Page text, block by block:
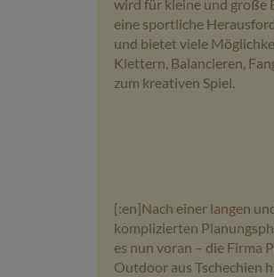
wird für kleine und große
eine sportliche
und bietet viele
Klettern, Balancieren,
zum kreativen Spiel.
[:en]Nach einer langen
komplizierten
es nun voran – die Firma
Outdoor aus Tschechien